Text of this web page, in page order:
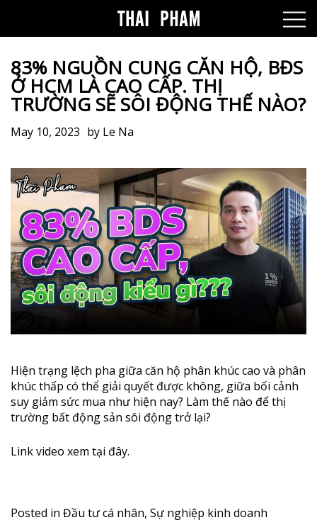
83% NGUỒN CUNG CĂN HỘ, BĐS
Ở HCM LÀ CAO CẤP. THỊ
TRƯỜNG SẼ SÔI ĐỘNG THẾ NÀO?
May 10, 2023 by Le Na
Hiện trạng lệch pha giữa căn hộ phân khúc cao và phân
khúc thấp có thể giải quyết được không, giữa bối cảnh
suy giảm sức mua như hiện nay? Làm thế nào để thị
trường bất động sản sôi động trở lại?
Link video xem tại đây.
Posted in Đầu tư cá nhân, Sự nghiệp kinh doanh